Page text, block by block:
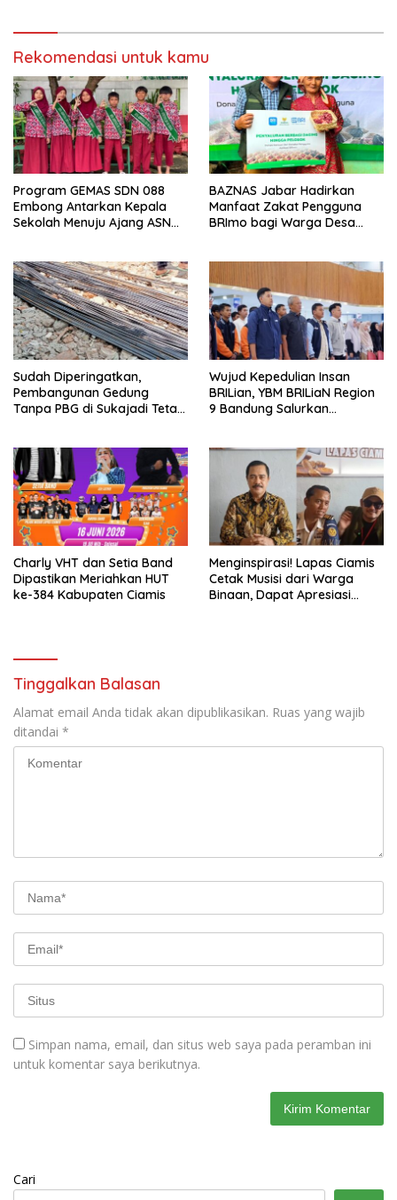
Rekomendasi untuk kamu
Program GEMAS SDN 088
Embong Antarkan Kepala
Sekolah Menuju Ajang ASN
BAZNAS Jabar Hadirkan
Manfaat Zakat Pengguna
BRImo bagi Warga Desa
Sudah Diperingatkan,
Pembangunan Gedung
Tanpa PBG di Sukajadi Tetap
Wujud Kepedulian Insan
BRILian, YBM BRILiaN Region
9 Bandung Salurkan
Mahasiswa
Charly VHT dan Setia Band
Dipastikan Meriahkan HUT
ke-384 Kabupaten Ciamis
Menginspirasi! Lapas Ciamis
Cetak Musisi dari Warga
Binaan, Dapat Apresiasi
Tinggalkan Balasan
Alamat email Anda tidak akan dipublikasikan. Ruas yang wajib
ditandai *
Simpan nama, email, dan situs web saya pada peramban ini
untuk komentar saya berikutnya.
Cari